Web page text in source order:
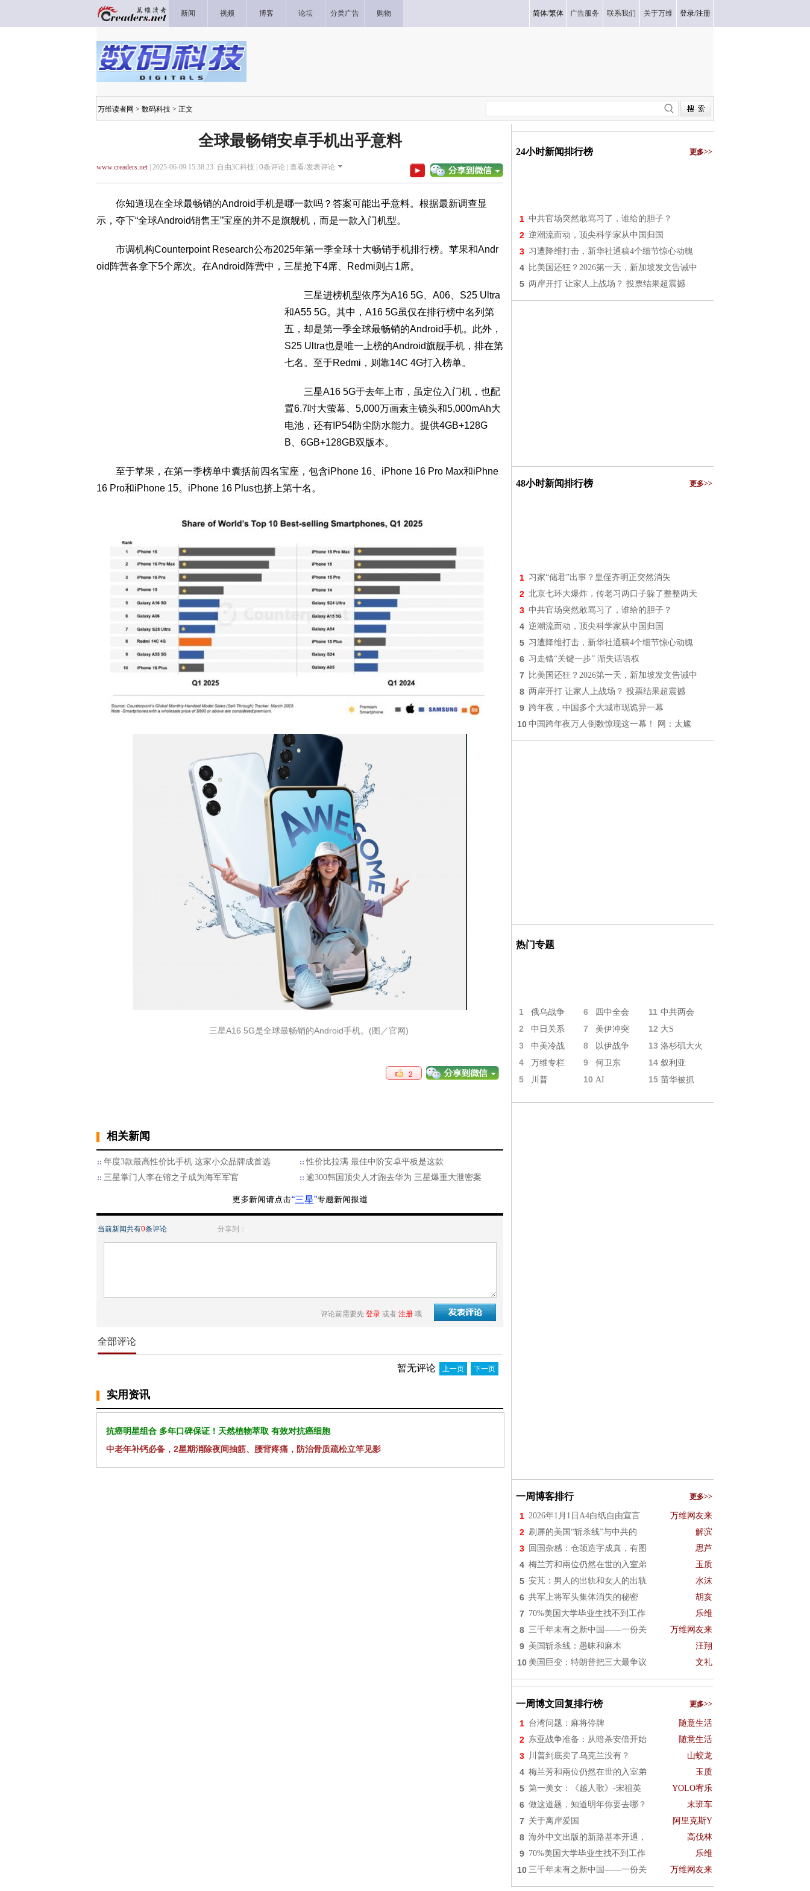
新闻 视频 博客 论坛 分类广告 购物 简体/繁体 广告服务 联系我们 关于万维 登录/注册
万维读者网 > 数码科技 > 正文
全球最畅销安卓手机出乎意料
www.creaders.net| 2025-06-09 15:38:23 自由3C科技 | 0条评论 | 查看/发表评论
你知道现在全球最畅销的Android手机是哪一款吗？答案可能出乎意料。根据最新调查显
示，夺下“全球Android销售王”宝座的并不是旗舰机，而是一款入门机型。
市调机构Counterpoint Research公布2025年第一季全球十大畅销手机排行榜。苹果和Andr
oid阵营各拿下5个席次。在Android阵营中，三星抢下4席、Redmi则占1席。
三星进榜机型依序为A16 5G、A06、S25 Ultra
和A55 5G。其中，A16 5G虽仅在排行榜中名列第
五，却是第一季全球最畅销的Android手机。此外，
S25 Ultra也是唯一上榜的Android旗舰手机，排在第
七名。至于Redmi，则靠14C 4G打入榜单。
三星A16 5G于去年上市，虽定位入门机，也配
置6.7吋大萤幕、5,000万画素主镜头和5,000mAh大
电池，还有IP54防尘防水能力。提供4GB+128G
B、6GB+128GB双版本。
至于苹果，在第一季榜单中囊括前四名宝座，包含iPhone 16、iPhone 16 Pro Max和iPhne
16 Pro和iPhone 15。iPhone 16 Plus也挤上第十名。
三星A16 5G是全球最畅销的Android手机。(图／官网)
2
相关新闻
年度3款最高性价比手机 这家小众品牌成首选
性价比拉满 最佳中阶安卓平板是这款
三星掌门人李在镕之子成为海军军官
逾300韩国顶尖人才跑去华为 三星爆重大泄密案
“三星”
当前新闻共有0条评论 分享到：
评论前需要先 登录 或者 注册 哦
全部评论
暂无评论 上一页 下一页
实用资讯
抗癌明星组合 多年口碑保证！天然植物萃取 有效对抗癌细胞
中老年补钙必备，2星期消除夜间抽筋、腰背疼痛，防治骨质疏松立竿见影
24小时新闻排行榜 更多>>
1 中共官场突然敢骂习了，谁给的胆子？
2 逆潮流而动，顶尖科学家从中国归国
3 习遭降维打击，新华社通稿4个细节惊心动魄
4 比美国还狂？2026第一天，新加坡发文告诫中
5 两岸开打 让家人上战场？ 投票结果超震撼
48小时新闻排行榜 更多>>
1 习家“储君”出事？皇侄齐明正突然消失
2 北京七环大爆炸，传老习两口子躲了整整两天
3 中共官场突然敢骂习了，谁给的胆子？
4 逆潮流而动，顶尖科学家从中国归国
5 习遭降维打击，新华社通稿4个细节惊心动魄
6 习走错“关键一步” 渐失话语权
7 比美国还狂？2026第一天，新加坡发文告诫中
8 两岸开打 让家人上战场？ 投票结果超震撼
9 跨年夜，中国多个大城市现诡异一幕
10 中国跨年夜万人倒数惊现这一幕！ 网：太尴
热门专题
1 俄乌战争 6 四中全会 11 中共两会
2 中日关系 7 美伊冲突 12 大S
3 中美冷战 8 以伊战争 13 洛杉矶大火
4 万维专栏 9 何卫东 14 叙利亚
5 川普 10 AI 15 苗华被抓
一周博客排行 更多>>
1 2026年1月1日A4白纸自由宣言 万维网友来
2 刷屏的美国“斩杀线”与中共的 解滨
3 回国杂感：仓颉造字成真，有图 思芦
4 梅兰芳和兩位仍然在世的入室弟 玉质
5 安芃：男人的出轨和女人的出轨 水沫
6 共军上将军头集体消失的秘密 胡亥
7 70%美国大学毕业生找不到工作 乐维
8 三千年未有之新中国——一份关 万维网友来
9 美国斩杀线：愚昧和麻木 汪翔
10 美国巨变：特朗普把三大最争议 文礼
一周博文回复排行榜 更多>>
1 台湾问题：麻将停牌 随意生活
2 东亚战争准备：从暗杀安倍开始 随意生活
3 川普到底卖了乌克兰没有？ 山蛟龙
4 梅兰芳和兩位仍然在世的入室弟 玉质
5 第一美女：《越人歌》-宋祖英 YOLO宥乐
6 做这道题，知道明年你要去哪？ 末班车
7 关于离岸爱国 阿里克斯Y
8 海外中文出版的新路基本开通， 高伐林
9 70%美国大学毕业生找不到工作 乐维
10 三千年未有之新中国——一份关 万维网友来